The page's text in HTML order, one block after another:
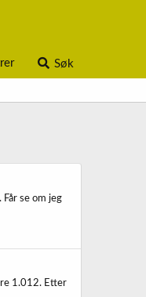
Søk
se om jeg
1.012. Etter